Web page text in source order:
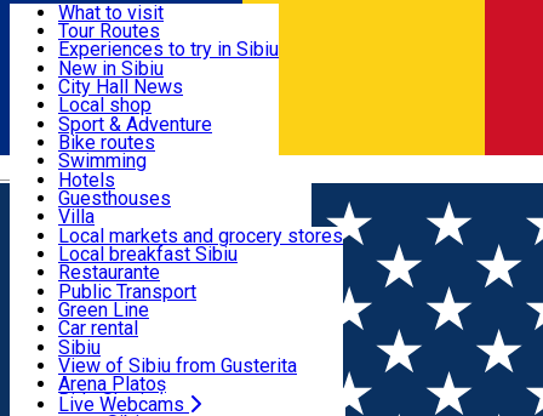
Română
Useful info
Activities & Adventure
Accommodation
Food, Drinks & Nightlife
Transport & Parking
Live Webcams
What to visit
Tour Routes
Experiences to try in Sibiu
Podcast
Culture
Museums
Churches
Parks, Zoo
County of Sibiu
New in Sibiu
City Hall News
Local shop
Sibiu artisans
Sibiul Verde
Public services
Education
How do I get to Sibiu
Tourist Info
Tour Guides
Guided tours
Publicații locale
Beauty salons
Sport & Adventure
Bike routes
Swimming
Riding
Indoor activities
Loc de joacă indoor
Loc de joacă outdoor
Ski
Ice skating
Yoga
Hotels
Guesthouses
Villa
Hostels
Motel
Camping
Renting rooms
Rooms for rent
Accommodation outside Sibiu
Local markets and grocery stores
Local breakfast Sibiu
Restaurante
Pizza
Fast Food
Coffee
Sweets
Pub, Bar
Night clubs
Bakeries
Public Transport
Green Line
Car rental
Rent a bike
Scooter rentals
Taxi
Ride Sharing
Sibiu
View of Sibiu from Gusterita
Arena Platoș
Live Webcams